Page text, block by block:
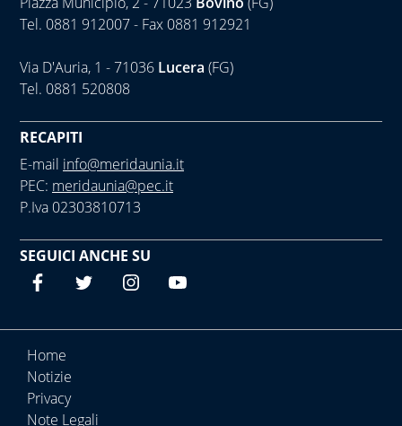
Tel. 0881 912007 - Fax 0881 912921
Via D'Auria, 1 - 71036 Lucera (FG)
Tel. 0881 520808
RECAPITI
E-mail info@meridaunia.it
PEC: meridaunia@pec.it
P.Iva 02303810713
SEGUICI ANCHE SU
Designers Italia
Twitter Twitter
Sezione Link Utili
Home
Notizie
Privacy
Note Legali